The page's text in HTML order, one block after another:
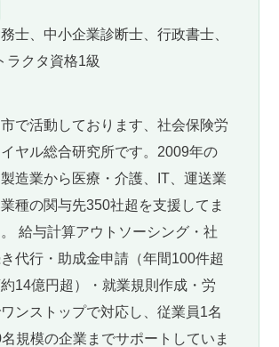
士、中小企業診断士、行政書士、
ラクタ資格1級
で活動しております、社会保険労
ヤル総合研究所です。2009年の
造業から医療・介護、IT、運送業
種の関与先350社超を支援してま
給与計算アウトソーシング・社
代行・助成金申請（年間100件超
14億円超）・就業規則作成・労
ンストップで対応し、従業員1名
規模の企業までサポートしていま